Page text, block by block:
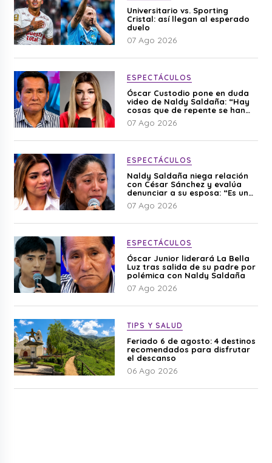
Universitario vs. Sporting
Cristal: así llegan al esperado
duelo
07 Ago 2026
ESPECTÁCULOS
Óscar Custodio pone en duda
video de Naldy Saldaña: “Hay
cosas que de repente se han
editado”
07 Ago 2026
ESPECTÁCULOS
Naldy Saldaña niega relación
con César Sánchez y evalúa
denunciar a su esposa: “Es una
difamación”
07 Ago 2026
ESPECTÁCULOS
Óscar Junior liderará La Bella
Luz tras salida de su padre por
polémica con Naldy Saldaña
07 Ago 2026
TIPS Y SALUD
Feriado 6 de agosto: 4 destinos
recomendados para disfrutar
el descanso
06 Ago 2026